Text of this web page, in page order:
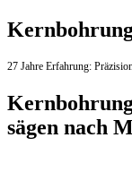
27 Jahre Erfahrung:
sägen nach